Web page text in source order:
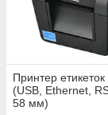
Принтер
(USB, Ethernet,
58 мм)